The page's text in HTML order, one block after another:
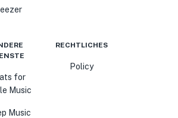
for
Music
Music
RECHTLICHES
Policy